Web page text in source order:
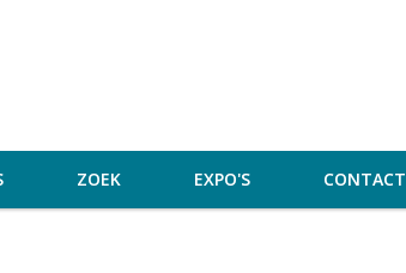
ZOEK EXPO'S CONTACT